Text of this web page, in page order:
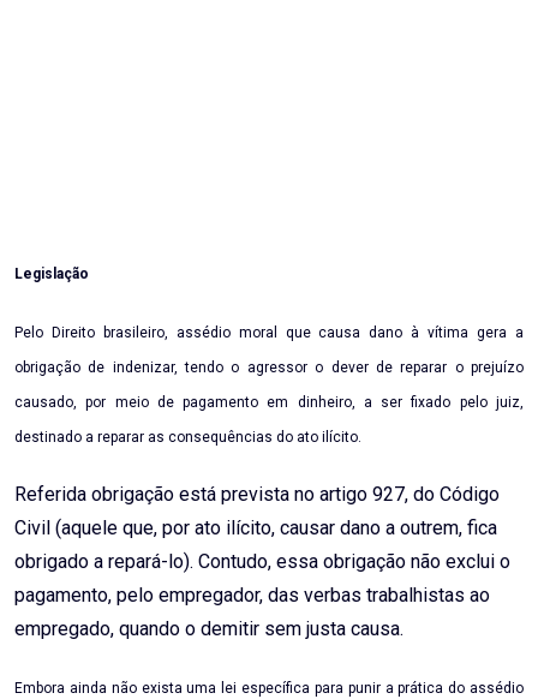
Legislação
Pelo Direito brasileiro, assédio moral que causa dano à vítima gera a
obrigação de indenizar, tendo o agressor o dever de reparar o prejuízo
causado, por meio de pagamento em dinheiro, a ser fixado pelo juiz,
destinado a reparar as consequências do ato ilícito.
Referida obrigação está prevista no artigo 927, do Código
Civil (aquele que, por ato ilícito, causar dano a outrem, fica
obrigado a repará-lo). Contudo, essa obrigação não exclui o
pagamento, pelo empregador, das verbas trabalhistas ao
empregado, quando o demitir sem justa causa.
Embora ainda não exista uma lei específica para punir a prática do assédio